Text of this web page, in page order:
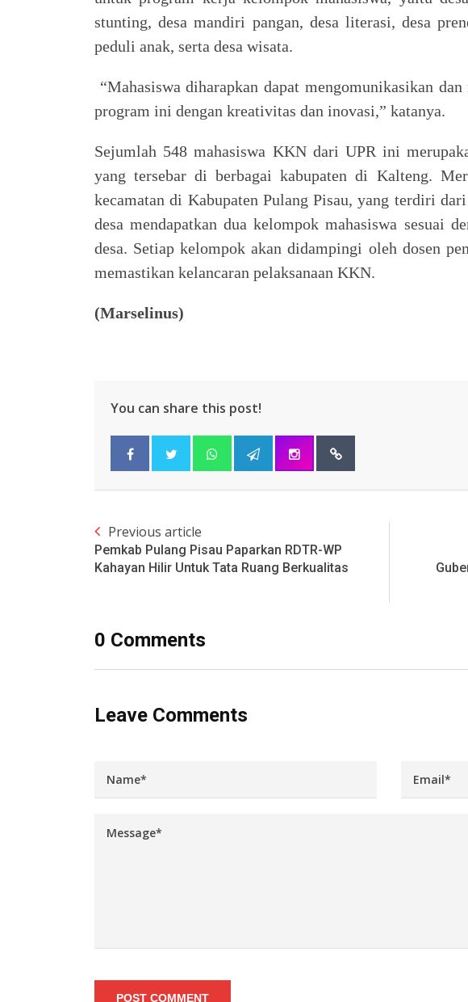
stunting, desa mandiri pangan, desa literasi, desa
peduli anak, serta desa wisata.
“Mahasiswa diharapkan dapat mengomunikasikan
program ini dengan kreativitas dan inovasi,” katanya.
Sejumlah 548 mahasiswa KKN dari UPR ini
yang tersebar di berbagai kabupaten di Kalteng.
kecamatan di Kabupaten Pulang Pisau, yang terdiri
desa mendapatkan dua kelompok mahasiswa sesuai
desa. Setiap kelompok akan didampingi oleh dosen
memastikan kelancaran pelaksanaan KKN.
(Marselinus)
You can share this post!
Previous article
Pemkab Pulang Pisau Paparkan RDTR-WP
Kahayan Hilir Untuk Tata Ruang Berkualitas
0 Comments
Leave Comments
POST COMMENT